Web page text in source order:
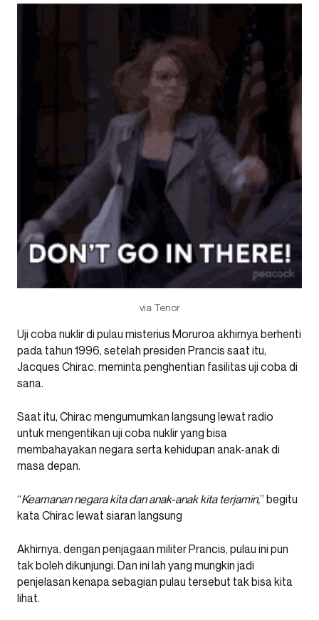
via Tenor
Uji coba nuklir di pulau misterius Moruroa akhirnya berhenti
pada tahun 1996, setelah presiden Prancis saat itu,
Jacques Chirac, meminta penghentian fasilitas uji coba di
sana.
Saat itu, Chirac mengumumkan langsung lewat radio
untuk mengentikan uji coba nuklir yang bisa
membahayakan negara serta kehidupan anak-anak di
masa depan.
“Keamanan negara kita dan anak-anak kita terjamin,” begitu
kata Chirac lewat siaran langsung
Akhirnya, dengan penjagaan militer Prancis, pulau ini pun
tak boleh dikunjungi. Dan ini lah yang mungkin jadi
penjelasan kenapa sebagian pulau tersebut tak bisa kita
lihat.